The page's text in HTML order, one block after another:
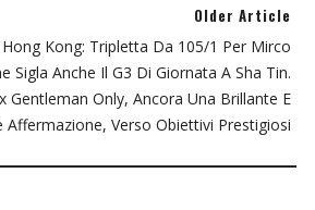
Older Article
Kong: Tripletta Da 105/1 Per Mirco
Sigla Anche Il G3 Di Giornata A Sha Tin.
Gentleman Only, Ancora Una Brillante E
Affermazione, Verso Obiettivi Prestigiosi